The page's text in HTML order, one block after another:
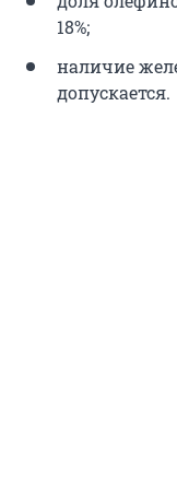
18%;
наличие
допускается.